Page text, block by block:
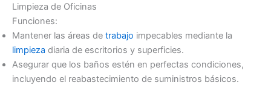
Limpieza de Oficinas
Funciones:
Mantener las áreas de trabajo impecables mediante la
limpieza diaria de escritorios y superficies.
Asegurar que los baños estén en perfectas condiciones,
incluyendo el reabastecimiento de suministros básicos.